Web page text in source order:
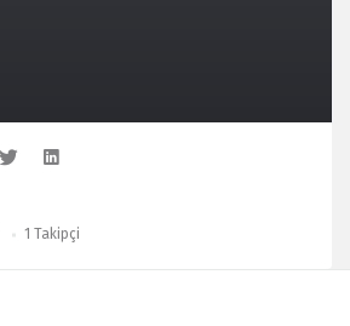
1 Takipçi